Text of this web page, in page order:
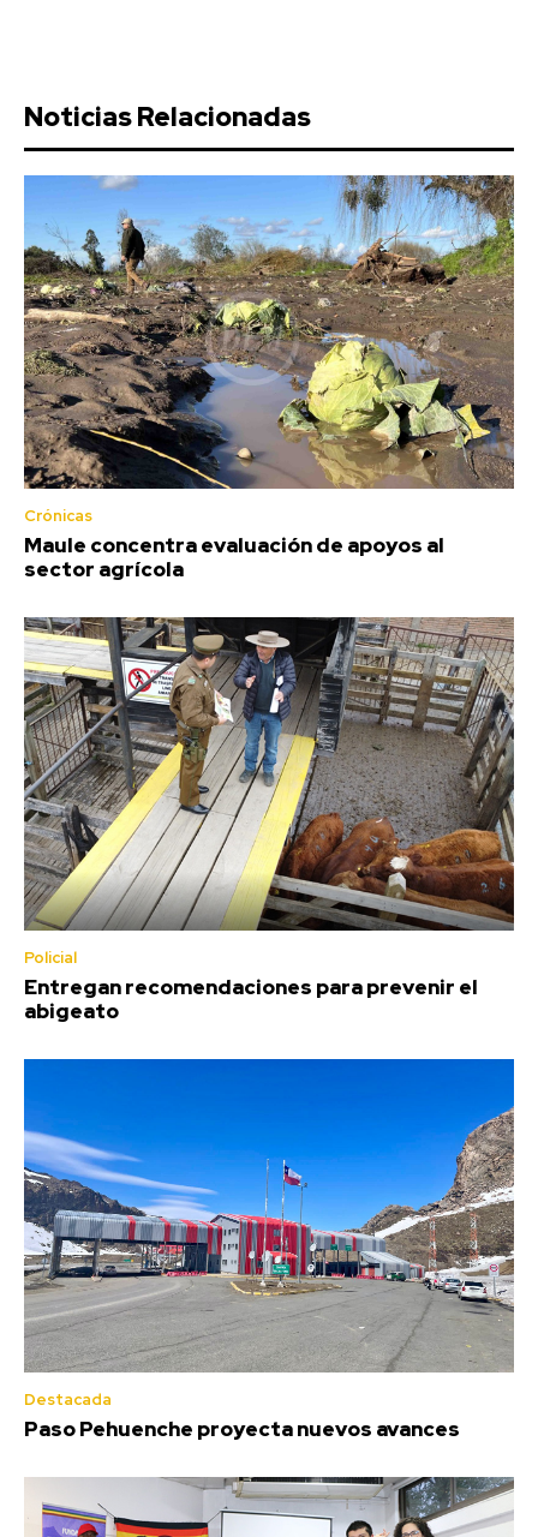
Noticias Relacionadas
Crónicas
Maule concentra evaluación de apoyos al
sector agrícola
Policial
Entregan recomendaciones para prevenir el
abigeato
Destacada
Paso Pehuenche proyecta nuevos avances